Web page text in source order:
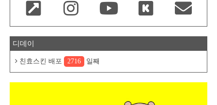
디데이
친효스킨 배포 2716 일째